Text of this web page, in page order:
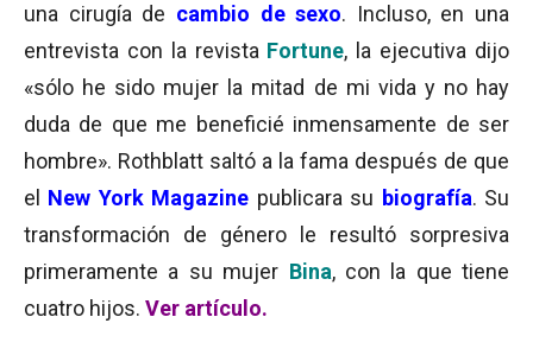
una cirugía de cambio de sexo. Incluso, en una
entrevista con la revista Fortune, la ejecutiva dijo
«sólo he sido mujer la mitad de mi vida y no hay
duda de que me beneficié inmensamente de ser
hombre». Rothblatt saltó a la fama después de que
el New York Magazine publicara su biografía. Su
transformación de género le resultó sorpresiva
primeramente a su mujer Bina, con la que tiene
cuatro hijos. Ver artículo.